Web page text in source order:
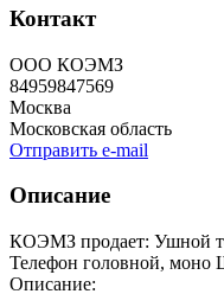
Контакт
ООО КОЭМЗ
84959847569
Москва
Московская область
Отправить e-mail
Описание
КОЭМЗ продает: Ушной
Телефон головной,
Описание: